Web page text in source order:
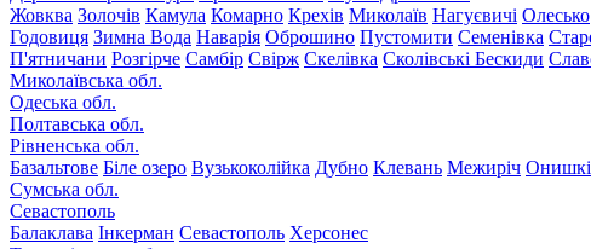
Жовква Золочів Камула Комарно Крехів Миколаїв Нагуєвичі Олесько
Годовиця Зимна Вода Наварія Оброшино Пустомити Семенівка
П'ятничани Розгірче Самбір Свірж Скелівка Сколівські Бескиди
Миколаївська обл.
Одеська обл.
Полтавська обл.
Рівненська обл.
Базальтове Біле озеро Вузькоколійка Дубно Клевань Межиріч
Сумська обл.
Севастополь
Балаклава Інкерман Севастополь Херсонес